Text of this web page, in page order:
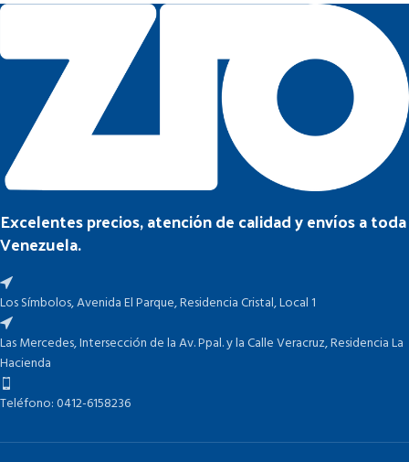
Excelentes precios, atención de calidad y envíos a toda
Venezuela.
Los Símbolos, Avenida El Parque, Residencia Cristal, Local 1
Las Mercedes, Intersección de la Av. Ppal. y la Calle Veracruz, Residencia La
Hacienda
Teléfono: 0412-6158236